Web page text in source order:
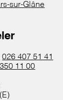
sur-Glâne
026 407 51 41
11 00
(E)